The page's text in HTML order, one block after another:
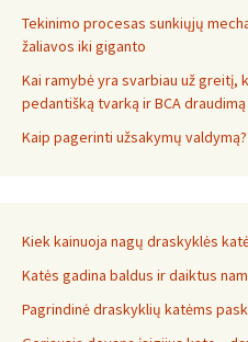
Tekinimo procesas sunkiųjų
žaliavos iki giganto
Kai ramybė yra svarbiau už greitį,
pedantišką tvarką ir BCA draudimą
Kaip pagerinti užsakymų valdymą?
Kiek kainuoja nagų draskyklės
Katės gadina baldus ir daiktus
Pagrindinė draskyklių katėms